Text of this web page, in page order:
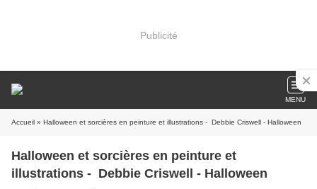
Publicité
MENU
Accueil » Halloween et sorcières en peinture et illustrations - Debbie Criswell - Halloween
Halloween et sorcières en peinture et
illustrations - Debbie Criswell - Halloween